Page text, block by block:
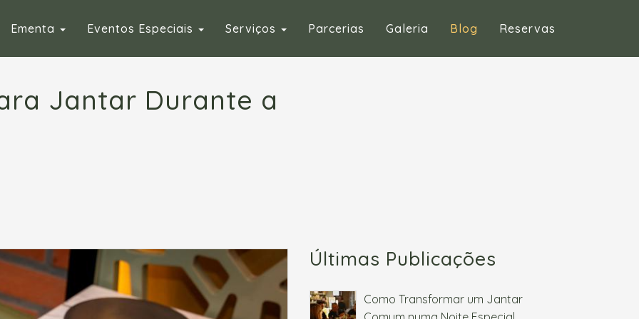
Ementa Eventos Especiais Serviços Parcerias Galeria Blog Reservas
Jantar Durante a
Últimas Publicações
Como Transformar um Jantar